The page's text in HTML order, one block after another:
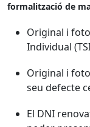
formalització de
Original i
Individual
Original i
seu defecte
El DNI